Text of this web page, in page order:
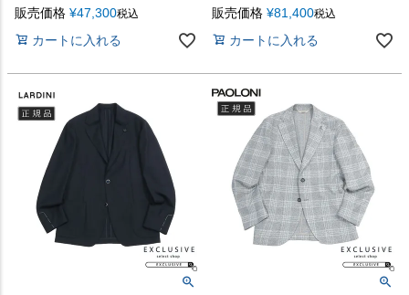
販売価格 ¥47,300税込
カートに入れる
販売価格 ¥81,400税込
カートに入れる